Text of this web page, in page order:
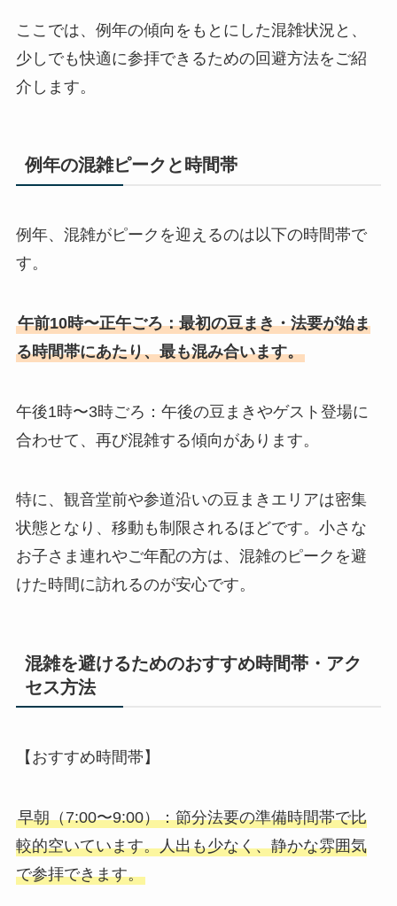
ここでは、例年の傾向をもとにした混雑状況と、
少しでも快適に参拝できるための回避方法をご紹
介します。
例年の混雑ピークと時間帯
例年、混雑がピークを迎えるのは以下の時間帯で
す。
午前10時〜正午ごろ：最初の豆まき・法要が始ま
る時間帯にあたり、最も混み合います。
午後1時〜3時ごろ：午後の豆まきやゲスト登場に
合わせて、再び混雑する傾向があります。
特に、観音堂前や参道沿いの豆まきエリアは密集
状態となり、移動も制限されるほどです。小さな
お子さま連れやご年配の方は、混雑のピークを避
けた時間に訪れるのが安心です。
混雑を避けるためのおすすめ時間帯・アク
セス方法
【おすすめ時間帯】
早朝（7:00〜9:00）：節分法要の準備時間帯で比
較的空いています。人出も少なく、静かな雰囲気
で参拝できます。